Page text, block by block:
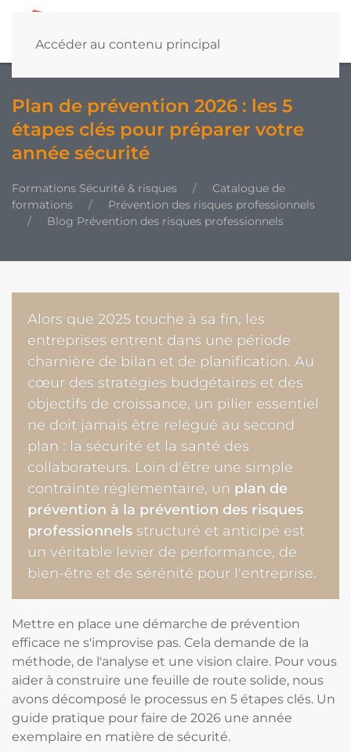
Accéder au contenu principal
Plan de prévention 2026 : les 5
étapes clés pour préparer votre
année sécurité
Formations Sécurité & risques
Catalogue de
formations
Prévention des risques professionnels
Blog Prévention des risques professionnels
Alors que 2025 touche à sa fin, les
entreprises entrent dans une période
charnière de bilan et de planification. Au
cœur des stratégies budgétaires et des
objectifs de croissance, un pilier essentiel
ne doit jamais être relégué au second
plan : la sécurité et la santé des
collaborateurs. Loin d'être une simple
contrainte réglementaire, un plan de
prévention à la prévention des risques
professionnels structuré et anticipé est
un véritable levier de performance, de
bien-être et de sérénité pour l'entreprise.
Mettre en place une démarche de prévention
efficace ne s'improvise pas. Cela demande de la
méthode, de l'analyse et une vision claire. Pour vous
aider à construire une feuille de route solide, nous
avons décomposé le processus en 5 étapes clés. Un
guide pratique pour faire de 2026 une année
exemplaire en matière de sécurité.